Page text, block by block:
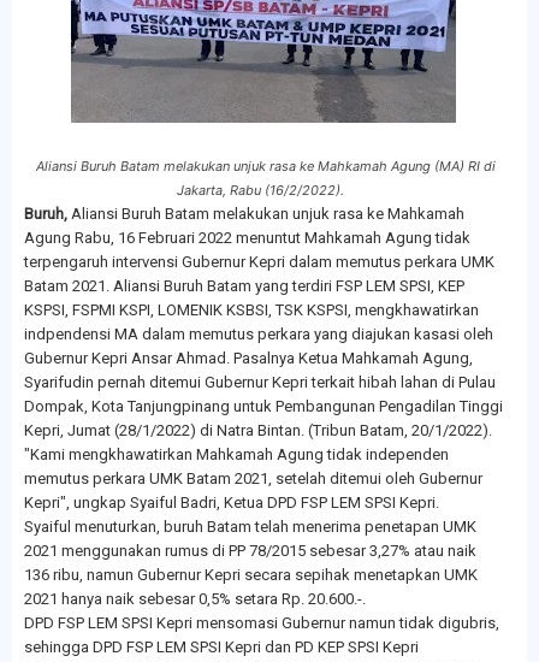
Aliansi Buruh Batam melakukan unjuk rasa ke Mahkamah Agung (MA) RI di
Jakarta, Rabu (16/2/2022).
Buruh, Aliansi Buruh Batam melakukan unjuk rasa ke Mahkamah
Agung Rabu, 16 Februari 2022 menuntut Mahkamah Agung tidak
terpengaruh intervensi Gubernur Kepri dalam memutus perkara UMK
Batam 2021. Aliansi Buruh Batam yang terdiri FSP LEM SPSI, KEP
KSPSI, FSPMI KSPI, LOMENIK KSBSI, TSK KSPSI, mengkhawatirkan
indpendensi MA dalam memutus perkara yang diajukan kasasi oleh
Gubernur Kepri Ansar Ahmad. Pasalnya Ketua Mahkamah Agung,
Syarifudin pernah ditemui Gubernur Kepri terkait hibah lahan di Pulau
Dompak, Kota Tanjungpinang untuk Pembangunan Pengadilan Tinggi
Kepri, Jumat (28/1/2022) di Natra Bintan. (Tribun Batam, 20/1/2022).
"Kami mengkhawatirkan Mahkamah Agung tidak independen
memutus perkara UMK Batam 2021, setelah ditemui oleh Gubernur
Kepri", ungkap Syaiful Badri, Ketua DPD FSP LEM SPSI Kepri.
Syaiful menuturkan, buruh Batam telah menerima penetapan UMK
2021 menggunakan rumus di PP 78/2015 sebesar 3,27% atau naik
136 ribu, namun Gubernur Kepri secara sepihak menetapkan UMK
2021 hanya naik sebesar 0,5% setara Rp. 20.600.-.
DPD FSP LEM SPSI Kepri mensomasi Gubernur namun tidak digubris,
sehingga DPD FSP LEM SPSI Kepri dan PD KEP SPSI Kepri